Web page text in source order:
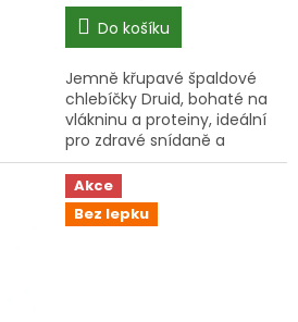
5,0
5
hvězdiček.
cena:
Do košíku
Jemně křupavé špaldové
chlebíčky Druid, bohaté na
vlákninu a proteiny, ideální
pro zdravé snídaně a
svačiny.
Akce
Bez lepku